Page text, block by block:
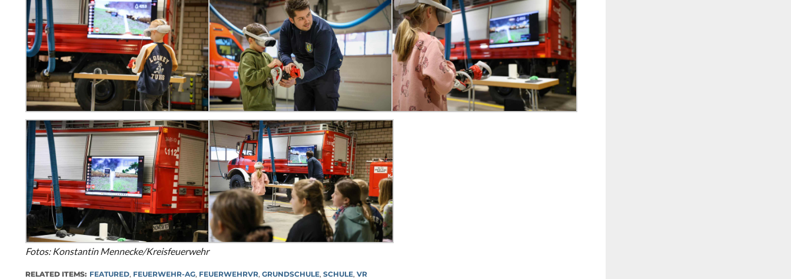
Fotos: Konstantin Mennecke/Kreisfeuerwehr
RELATED ITEMS: FEATURED, FEUERWEHR-AG, FEUERWEHRVR, GRUNDSCHULE, SCHULE, VR